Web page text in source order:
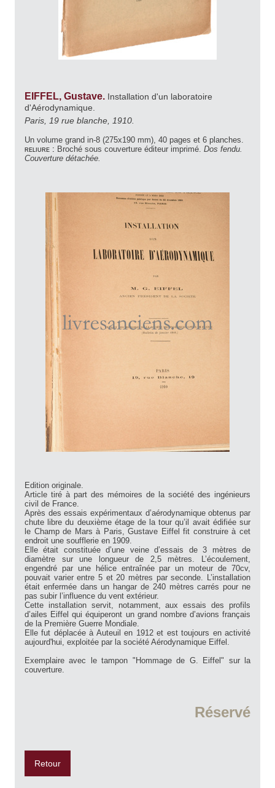
EIFFEL, Gustave. Installation d'un laboratoire
d'Aérodynamique.
Paris, 19 rue blanche, 1910.
Un volume grand in-8 (275x190 mm), 40 pages et 6 planches.
reliure : Broché sous couverture éditeur imprimé. Dos fendu.
Couverture détachée.
Edition originale.
Article tiré à part des mémoires de la société des ingénieurs
civil de France.
Après des essais expérimentaux d’aérodynamique obtenus par
chute libre du deuxième étage de la tour qu’il avait édifiée sur
le Champ de Mars à Paris, Gustave Eiffel fit construire à cet
endroit une soufflerie en 1909.
Elle était constituée d’une veine d’essais de 3 mètres de
diamètre sur une longueur de 2,5 mètres. L’écoulement,
engendré par une hélice entraînée par un moteur de 70cv,
pouvait varier entre 5 et 20 mètres par seconde. L’installation
était enfermée dans un hangar de 240 mètres carrés pour ne
pas subir l’influence du vent extérieur.
Cette installation servit, notamment, aux essais des profils
d’ailes Eiffel qui équiperont un grand nombre d’avions français
de la Première Guerre Mondiale.
Elle fut déplacée à Auteuil en 1912 et est toujours en activité
aujourd'hui, exploitée par la société Aérodynamique Eiffel.
Exemplaire avec le tampon "Hommage de G. Eiffel" sur la
couverture.
Réservé
Retour